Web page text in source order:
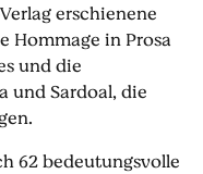
erschienene
Hommage in Prosa
und die
und Sardoal, die
62 bedeutungsvolle